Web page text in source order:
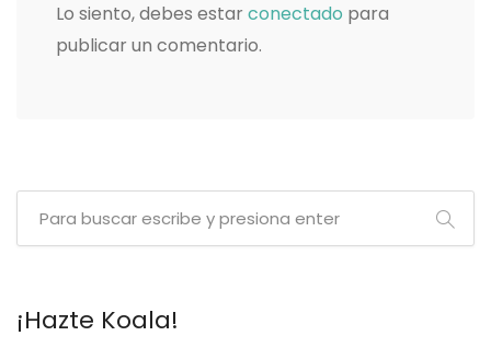
Lo siento, debes estar conectado para
publicar un comentario.
¡Hazte Koala!